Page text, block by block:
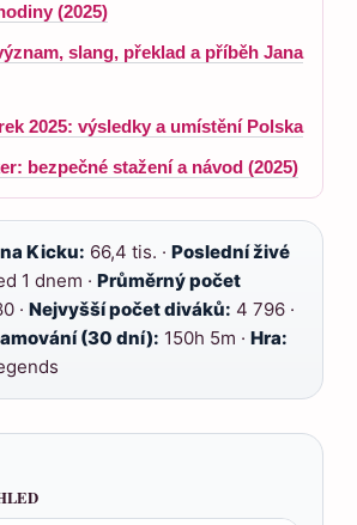
(2025)
slang, překlad a příběh Jana
2025: výsledky a umístění Polska
bezpečné stažení a návod (2025)
Kicku: 66,4 tis. · Poslední živé
1 dnem · Průměrný počet
· Nejvyšší počet diváků: 4 796 ·
(30 dní): 150h 5m · Hra: